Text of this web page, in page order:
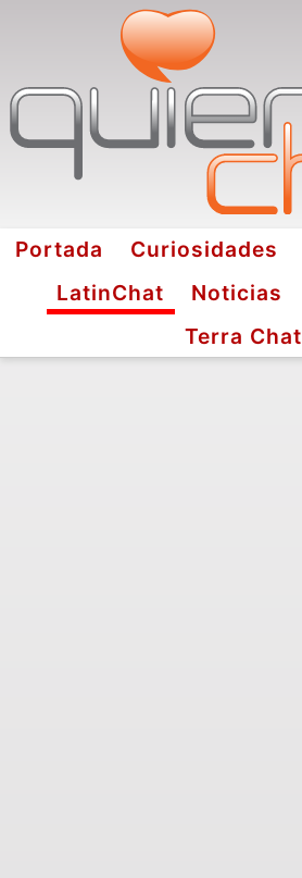
Portada Curiosidades
LatinChat
Noticias
Terra Chat